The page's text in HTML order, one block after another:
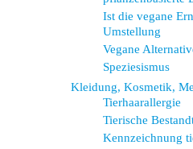
Ist die vegane
Umstellung
Vegane
Speziesismus
Kleidung, Kosmetik,
Tierhaarallergie
Tierische
Kennzeichnung